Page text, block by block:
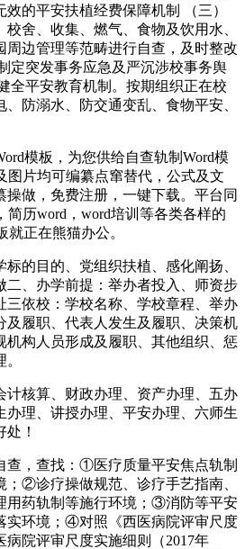
的平安扶植经费保障机制 （三）
舍、收集、燃气、食物及饮用水、
周边管理等范畴进行自查，及时整改
定突发事务应急及严沉涉校事务舆
全平安教育机制。按期组织正在校
防溺水、防交通变乱、食物平安、
模板，为您供给自查轨制Word模
图片均可编纂点窜替代，公式及文
操做，免费注册，一键下载。平台同
简历word，word培训等各类各样的
就正在熊猫办公。
目的、党组织扶植、感化阐扬、
二、办学前提：举办者投入、师资步
三依校：学校名称、学校章程、举办
及履职、代表人发生及履职、决策机
机构人员形成及履职、其他组织、惩
核算、财政办理、资产办理、五办
办理、讲授办理、平安办理、六师生
！
，查找：①医疗质量平安焦点轨制
；②诊疗操做规范、诊疗手艺指南、
用药轨制等施行环境；③消防等平安
实环境；④对照《西医病院评审尺度
病院评审尺度实施细则（2017年